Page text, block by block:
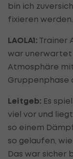
bin ich
fixieren werden.
LAOLA1: Trainer
war unerwartet
Atmosphäre
Gruppenphase
Leitgeb: Es
viel vor und
so einem
so gelaufen,
Das war sicher